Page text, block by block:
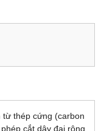
từ thép cứng (carbon
cắt dây đai rộng